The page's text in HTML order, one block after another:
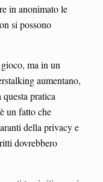
in anonimato le
si possono
ma in un
aumentano,
pratica
un fatto che
della privacy e
dovrebbero